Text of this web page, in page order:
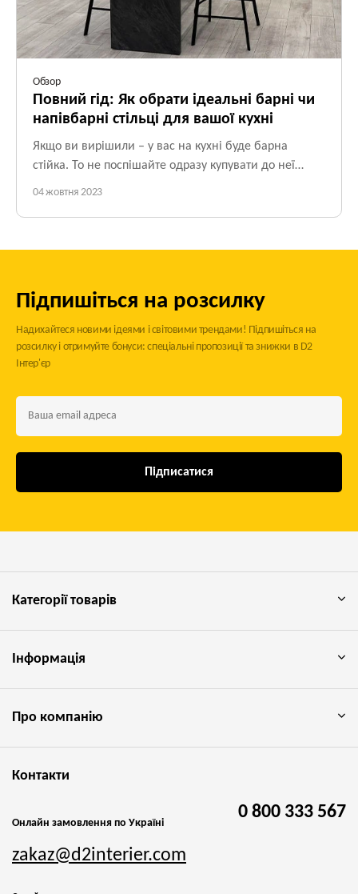
Обзор
Повний гід: Як обрати ідеальні барні чи
напівбарні стільці для вашої кухні
Якщо ви вирішили – у вас на кухні буде барна
стійка. То не поспішайте одразу купувати до неї
стільці, саме тут починаються несподіванки.
04 жовтня 2023
Підпишіться на розсилку
Надихайтеся новими ідеями і світовими трендами! Підпишіться на
розсилку і отримуйте бонуси: спеціальні пропозиції та знижки в D2
Інтер'єр
Підписатися
Категорії товарів
Інформація
Про компанію
Контакти
Онлайн замовлення по Україні
0 800 333 567
zakaz@d2interier.com